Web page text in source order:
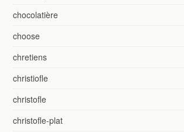
chocolatière
choose
chretiens
christiofle
christofle
christofle-plat